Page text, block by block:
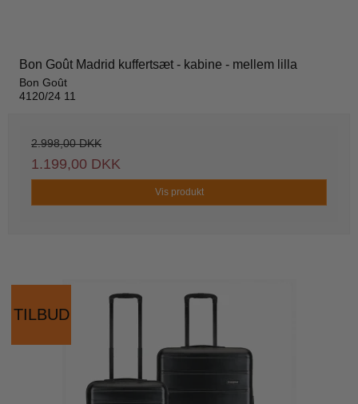
Bon Goût Madrid kuffertsæt - kabine - mellem lilla
Bon Goût
4120/24 11
2.998,00 DKK
1.199,00 DKK
Vis produkt
TILBUD